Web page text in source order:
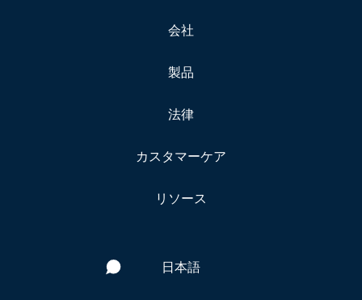
会社
製品
法律
カスタマーケア
リソース
日本語